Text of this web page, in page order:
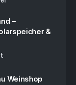
–
&
Weinshop